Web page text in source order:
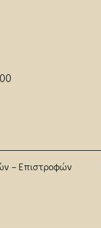
– Επιστροφών